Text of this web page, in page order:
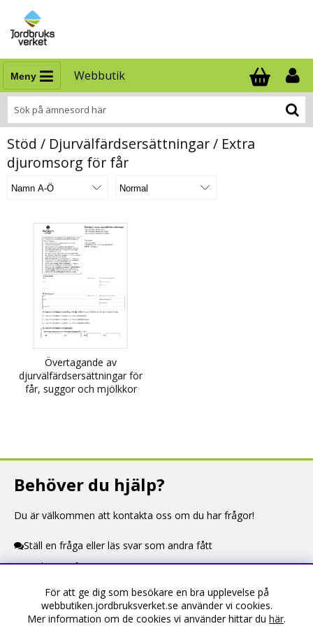
Meny Webbutik
Antal i
.
Stöd / Djurvälfärdsersättningar / Extra
djuromsorg för får
Övertagande av
djurvälfärdsersättningar för
får, suggor och mjölkkor
Behöver du hjälp?
Du är välkommen att kontakta oss om du har frågor!
Ställ en fråga eller läs svar som andra fått
Kontaktuppgifter
Information
För att ge dig som besökare en bra upplevelse på
webbutiken.jordbruksverket.se använder vi cookies.
Mer information om de cookies vi använder hittar du här.